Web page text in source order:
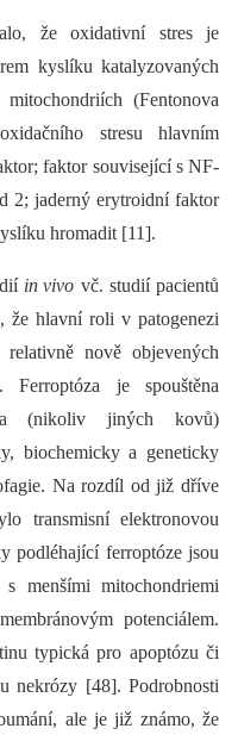
že oxidativní stres je
kyslíku katalyzovaných
(Fentonova
stresu hlavním
faktor související s NF-
2; jaderný erytroidní faktor
hromadit [11].
in vivo vč. studií pacientů
že hlavní roli v patogenezi
nově objevených
Ferroptóza je spouštěna
(nikoliv jiných kovů)
biochemicky a geneticky
Na rozdíl od již dříve
transmisní elektronovou
podléhající ferroptóze jsou
menšími mitochondriemi
potenciálem.
typická pro apoptózu či
nekrózy [48]. Podrobnosti
ale je již známo, že